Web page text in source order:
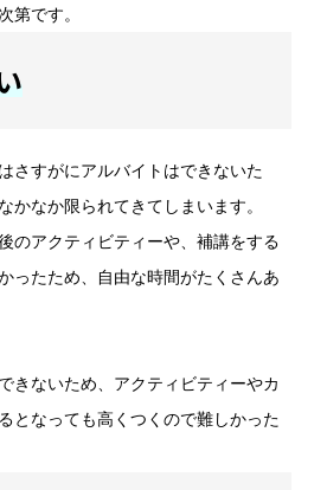
第です。
さすがにアルバイトはできないた
かなか限られてきてしまいます。
のアクティビティーや、補講をする
ったため、自由な時間がたくさんあ
きないため、アクティビティーやカ
となっても高くつくので難しかった